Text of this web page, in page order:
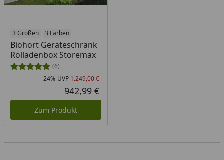
3 Größen 3 Farben
Biohort Geräteschrank
Rolladenbox Storemax
(6)
Rabatt in Prozent
-24%
Ursprünglicher Preis
UVP1.249,00 €
Aktueller Preis
942,99 €
Zum Produkt